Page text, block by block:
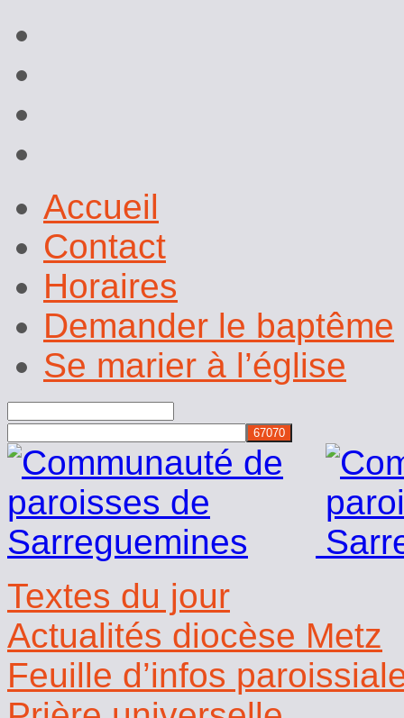
Accueil
Contact
Horaires
Demander le baptême
Se marier à l’église
Textes du jour
Actualités diocèse Metz
Feuille d’infos
Prière universelle